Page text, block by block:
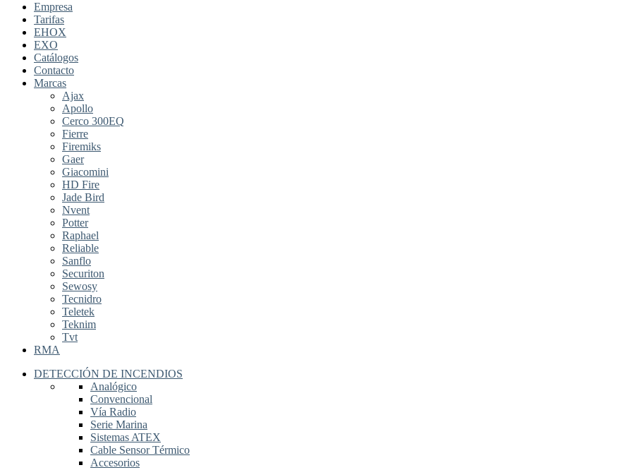
Empresa
Tarifas
EHOX
EXO
Catálogos
Contacto
Marcas
Ajax
Apollo
Cerco 300EQ
Fierre
Firemiks
Gaer
Giacomini
HD Fire
Jade Bird
Nvent
Potter
Raphael
Reliable
Sanflo
Securiton
Sewosy
Tecnidro
Teletek
Teknim
Tvt
RMA
DETECCIÓN DE INCENDIOS
Analógico
Convencional
Vía Radio
Serie Marina
Sistemas ATEX
Cable Sensor Térmico
Accesorios